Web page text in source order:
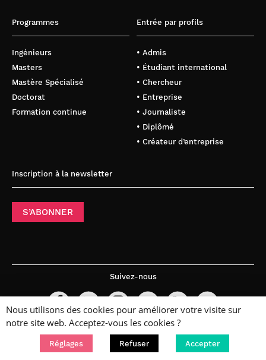
Programmes
Ingénieurs
Masters
Mastère Spécialisé
Doctorat
Formation continue
Entrée par profils
• Admis
• Étudiant international
• Chercheur
• Entreprise
• Journaliste
• Diplômé
• Créateur d’entreprise
Inscription à la newsletter
S’ABONNER
Suivez-nous
Nous utilisons des cookies pour améliorer votre visite sur
notre site web. Acceptez-vous les cookies ?
Réglages Refuser Accepter